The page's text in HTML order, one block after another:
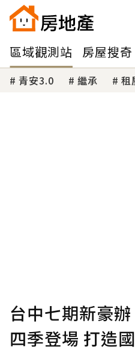
區域觀測站 房屋搜奇
青安3.0 繼承 租
台中七期新豪
四季登場 打造